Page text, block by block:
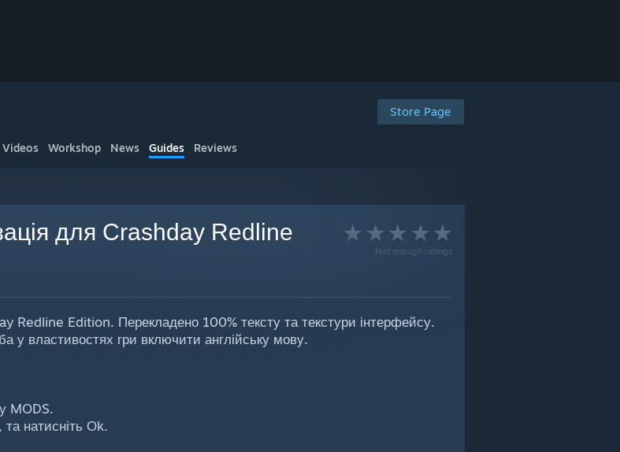
Store Page
Videos Workshop News Guides Reviews
Not enough ratings
для Crashday Redline
Redline Edition. Перекладено 100% тексту та текстури інтерфейсу.
у властивостях гри включити англійську мову.
MODS.
та натисніть Оk.